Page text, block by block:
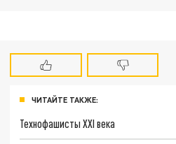
ЧИТАЙТЕ ТАКЖЕ:
Технофашисты XXI века